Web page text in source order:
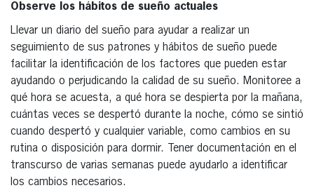
Observe los hábitos de sueño actuales
Llevar un diario del sueño para ayudar a realizar un
seguimiento de sus patrones y hábitos de sueño puede
facilitar la identificación de los factores que pueden estar
ayudando o perjudicando la calidad de su sueño. Monitoree a
qué hora se acuesta, a qué hora se despierta por la mañana,
cuántas veces se despertó durante la noche, cómo se sintió
cuando despertó y cualquier variable, como cambios en su
rutina o disposición para dormir. Tener documentación en el
transcurso de varias semanas puede ayudarlo a identificar
los cambios necesarios.